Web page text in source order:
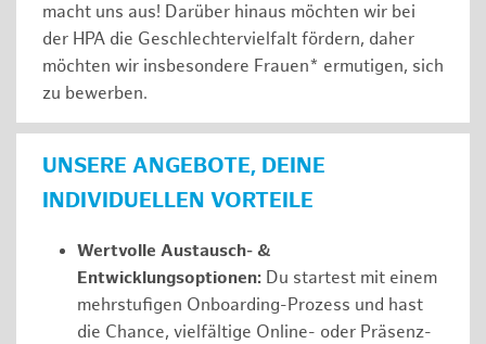
macht uns aus! Darüber hinaus möchten wir bei
der HPA die Geschlechtervielfalt fördern, daher
möchten wir insbesondere Frauen* ermutigen, sich
zu bewerben.
UNSERE ANGEBOTE, DEINE
INDIVIDUELLEN VORTEILE
Wertvolle Austausch- &
Entwicklungsoptionen: Du startest mit einem
mehrstufigen Onboarding-Prozess und hast
die Chance, vielfältige Online- oder Präsenz-